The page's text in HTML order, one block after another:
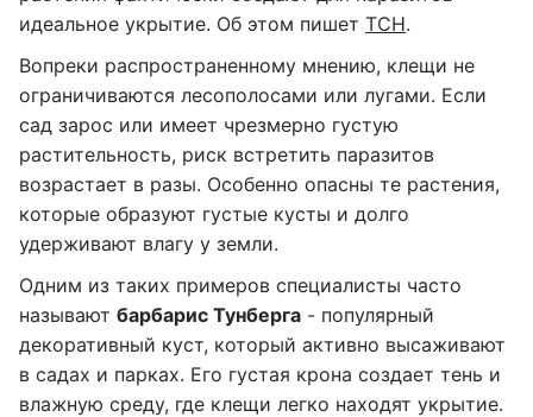
идеальное укрытие. Об этом пишет ТСН.
Вопреки распространенному мнению, клещи не
ограничиваются лесополосами или лугами. Если
сад зарос или имеет чрезмерно густую
растительность, риск встретить паразитов
возрастает в разы. Особенно опасны те растения,
которые образуют густые кусты и долго
удерживают влагу у земли.
Одним из таких примеров специалисты часто
называют барбарис Тунберга - популярный
декоративный куст, который активно высаживают
в садах и парках. Его густая крона создает тень и
влажную среду, где клещи легко находят укрытие.